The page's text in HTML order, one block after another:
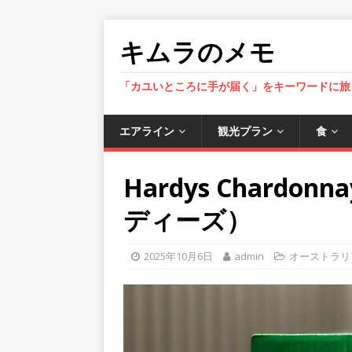
キムラのメモ
「カユいところに手が届く」をキーワードに
エアライン 観光プラン 食
Hardys
ディーズ）
2025年10月6日 admin オーストラ